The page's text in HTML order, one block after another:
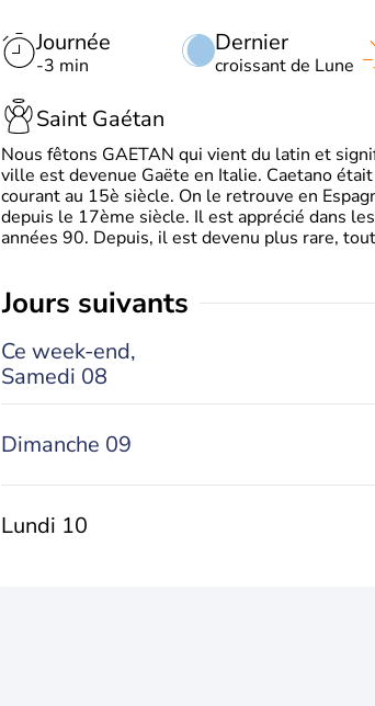
Journée
-3 min
Dernier
croissant de Lune
Saint Gaétan
Nous fêtons GAETAN qui vient du latin et
ville est devenue Gaëte en Italie. Caetano
courant au 15è siècle. On le retrouve en
depuis le 17ème siècle. Il est apprécié dans
années 90. Depuis, il est devenu plus rare,
jours suivants
Ce week-end,
Samedi 08
Dimanche 09
Lundi 10